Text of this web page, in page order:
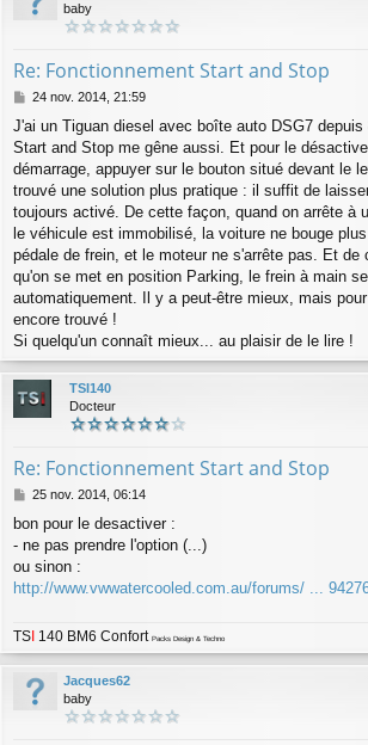
baby
Re: Fonctionnement Start and Stop
M
s
s
a
g
24 nov. 2014, 21:59
J'ai un Tiguan diesel avec boîte auto DSG7
Start and Stop me gêne aussi. Et pour le
démarrage, appuyer sur le bouton situé devant le
trouvé une solution plus pratique : il suffit de
toujours activé. De cette façon, quand on arrête à
le véhicule est immobilisé, la voiture ne bouge
pédale de frein, et le moteur ne s'arrête pas. Et de
qu'on se met en position Parking, le frein à main
automatiquement. Il y a peut-être mieux, mais
encore trouvé !
Si quelqu'un connaît mieux... au plaisir de le lire !
TSI140
Docteur
Re: Fonctionnement Start and Stop
M
s
s
a
g
e
25 nov. 2014, 06:14
bon pour le desactiver :
- ne pas prendre l'option (...)
ou sinon :
http://www.vwwatercooled.com.au/forums/ ...
TSI 140 BM6 Confort Packs Design & Techno
Jacques62
baby